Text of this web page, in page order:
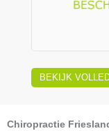
BEKIJK
Chiropractie